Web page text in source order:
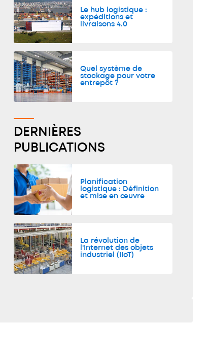
Le hub logistique :
expéditions et
livraisons 4.0
Quel système de
stockage pour votre
entrepôt ?
DERNIÈRES
PUBLICATIONS
Planification
logistique : Définition
et mise en œuvre
La révolution de
l'Internet des objets
industriel (IIoT)